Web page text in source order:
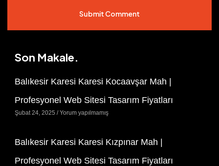
Submit Comment
Son Makale.
Balıkesir Karesi Karesi Kocaavşar Mah |
Profesyonel Web Sitesi Tasarım Fiyatları
Şubat 24, 2025 Yorum yapılmamış
Balıkesir Karesi Karesi Kızpınar Mah |
Profesyonel Web Sitesi Tasarım Fiyatları